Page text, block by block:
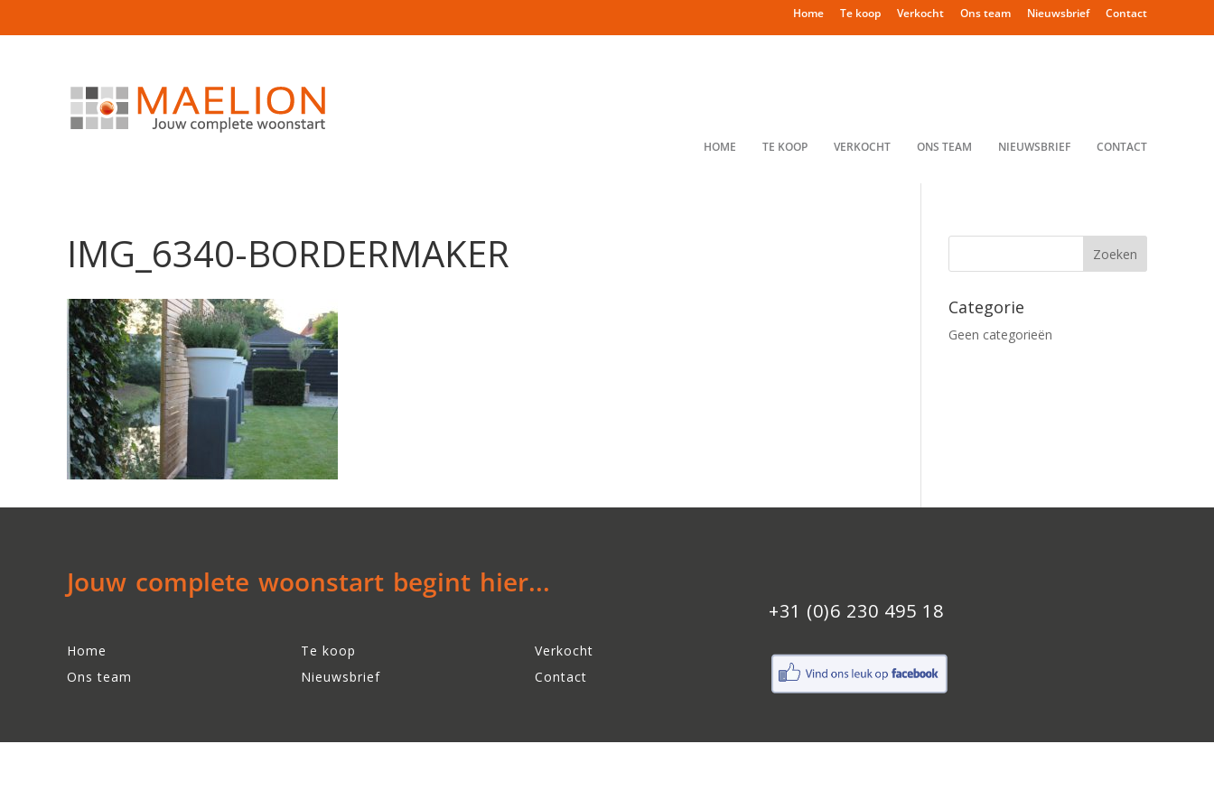
Home Te koop Verkocht Ons team Nieuwsbrief Contact
HOME TE KOOP VERKOCHT ONS TEAM NIEUWSBRIEF CONTACT
IMG_6340-BORDERMAKER
Categorie
Geen categorieën
Jouw complete woonstart begint hier...
Home Te koop
Verkocht
Ons team
Nieuwsbrief Contact
+31 (0)6 230 495 18